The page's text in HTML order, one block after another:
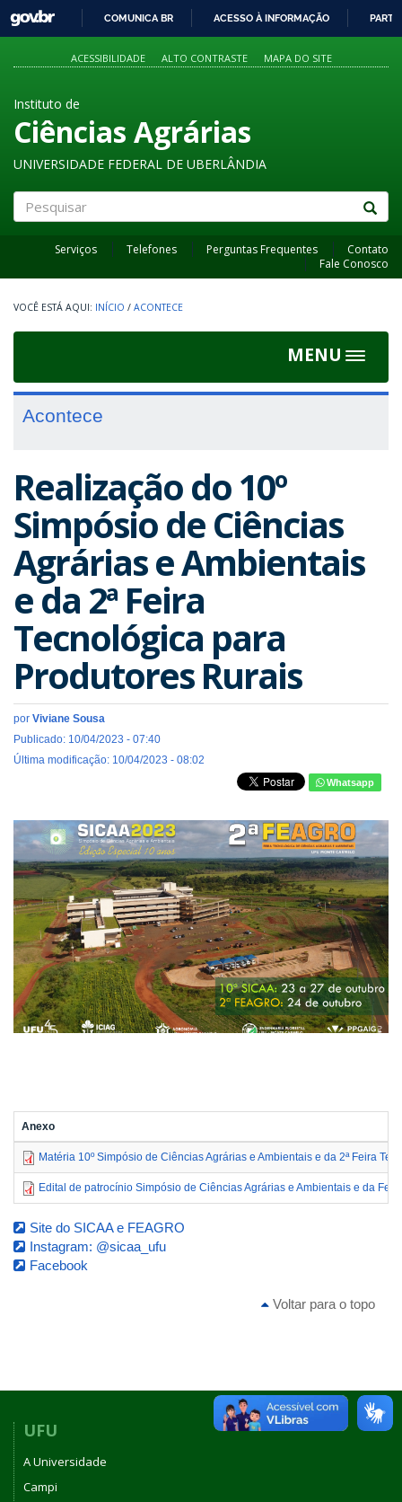
PARA
O
GOVBR
COMUNICA BR ACESSO À INFORMAÇÃO
ACESSIBILIDADE ALTO CONTRASTE MAPA DO SITE
Instituto de
Ciências Agrárias
UNIVERSIDADE FEDERAL DE UBERLÂNDIA
Serviços Telefones Perguntas Frequentes
Contato
Fale Conosco
INÍCIO / ACONTECE
MENU
Toggle
Acontece
Realização do 10º
Simpósio de Ciências
Agrárias e Ambientais
e da 2ª Feira
Tecnológica para
Produtores Rurais
por Viviane Sousa
Publicado: 10/04/2023 - 07:40
Última modificação: 10/04/2023 - 08:02
Whatsapp
Anexo
Matéria 10º Simpósio de Ciências Agrárias e Ambientais e da 2ª Feira
Edital de patrocínio Simpósio de Ciências Agrárias e Ambientais e da
Site do SICAA e FEAGRO
Instagram: @sicaa_ufu
Facebook
Voltar para o topo
UFU
A Universidade
Campi